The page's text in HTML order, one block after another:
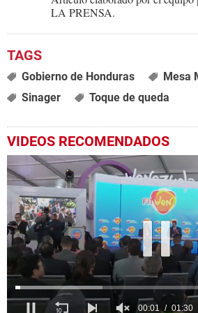
LA PRENSA.
Gobierno de Honduras
Mesa
Sinager
Toque de queda
VIDEOS RECOMENDADOS